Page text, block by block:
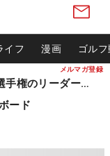
メルマガ登録
イフ 漫画 ゴル
松山英樹ら出場 ウィンダム選手権のリーダーボード
ード